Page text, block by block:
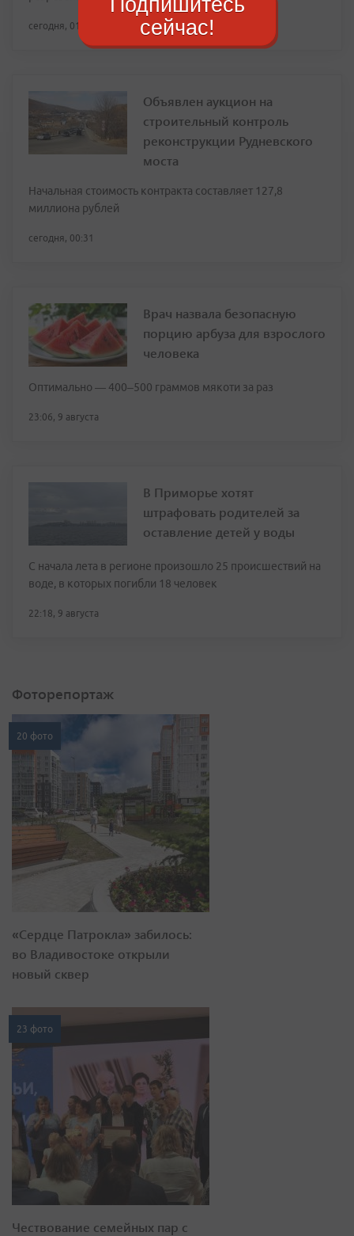
сегодня, 01:23
Объявлен аукцион на
строительный контроль
реконструкции Рудневского
моста
Начальная стоимость контракта составляет 127,8
миллиона рублей
сегодня, 00:31
Врач назвала безопасную
порцию арбуза для взрослого
человека
Оптимально — 400–500 граммов мякоти за раз
23:06, 9 августа
В Приморье хотят
штрафовать родителей за
оставление детей у воды
С начала лета в регионе произошло 25 происшествий на
воде, в которых погибли 18 человек
22:18, 9 августа
Фоторепортаж
20 фото
«Сердце Патрокла» забилось:
во Владивостоке открыли
новый сквер
23 фото
Чествование семейных пар с
сейчас!